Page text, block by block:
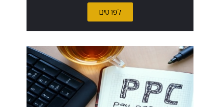
לפרטים